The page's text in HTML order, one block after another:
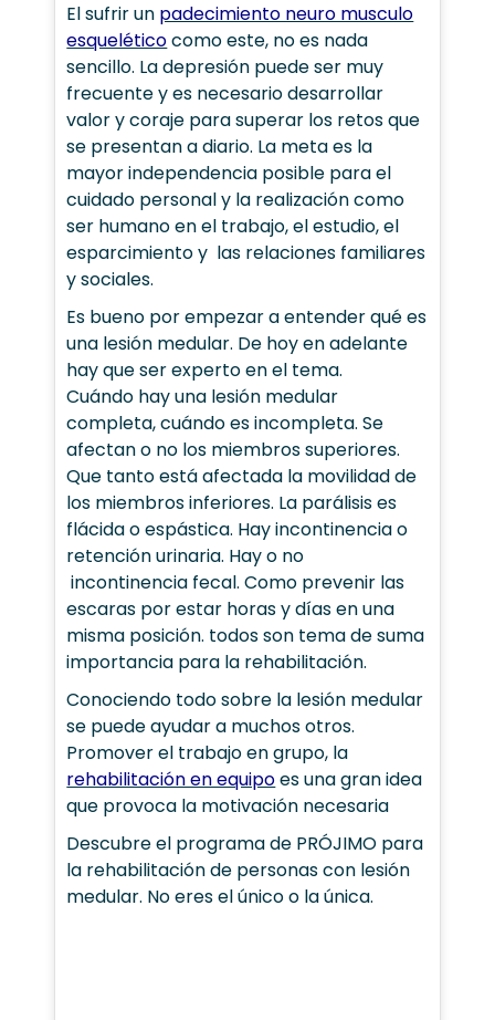
El sufrir un padecimiento neuro musculo
esqueléticocomo este, no es nada
sencillo. La depresión puede ser muy
frecuente y es necesario desarrollar
valor y coraje para superar los retos que
se presentan a diario. La meta es la
mayor independencia posible para el
cuidado personal y la realización como
ser humano en el trabajo, el estudio, el
esparcimiento y las relaciones familiares
y sociales.
Es bueno por empezar a entender qué es
una lesión medular. De hoy en adelante
hay que ser experto en el tema.
Cuándo hay una lesión medular
completa, cuándo es incompleta. Se
afectan o no los miembros superiores.
Que tanto está afectada la movilidad de
los miembros inferiores. La parálisis es
flácida o espástica. Hay incontinencia o
retención urinaria. Hay o no
incontinencia fecal. Como prevenir las
escaras por estar horas y días en una
misma posición. todos son tema de suma
importancia para la rehabilitación.
Conociendo todo sobre la lesión medular
se puede ayudar a muchos otros.
Promover el trabajo en grupo, la
rehabilitación en equipoes una gran idea
que provoca la motivación necesaria
Descubre el programa de PRÓJIMO para
la rehabilitación de personas con lesión
medular. No eres el único o la única.